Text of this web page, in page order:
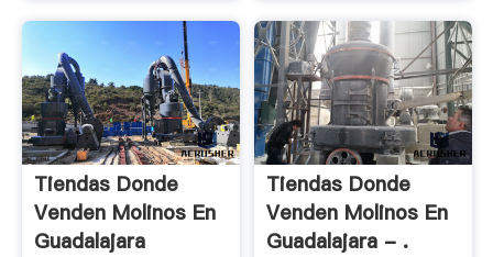
Tiendas Donde
Venden Molinos En
Guadalajara
Tiendas Donde
Venden Molinos En
Guadalajara - .